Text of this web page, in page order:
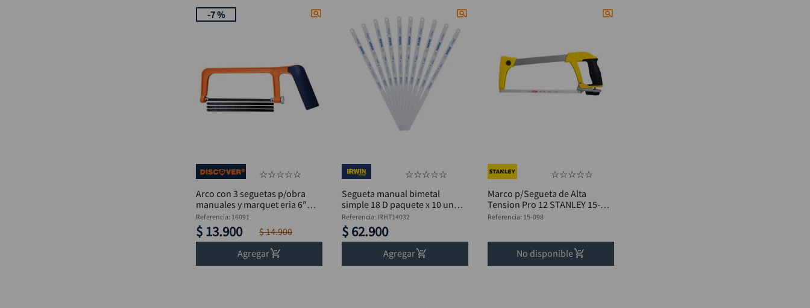
-7 %
☆☆☆☆☆
Arco con 3 seguetas p/obra
manuales y marquet eria 6"
DISCOVER
Referencia: 16091
$ 13.900 $14.900
Agregar
☆☆☆☆☆
Segueta manual bimetal
simple 18 D paquete x 10 und
IRWIN IRHT14032
Referencia: IRHT14032
$ 62.900
Agregar
☆☆☆☆☆
Marco p/Segueta de Alta
Tension Pro 12 STANLEY 15-
098
Referencia: 15-098
No disponible